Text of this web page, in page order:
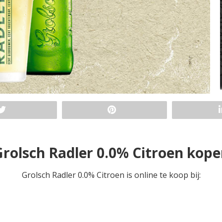
Radler 0.0% Citroen
Grolsch Radler 0.0% Citroen is online te koop bij: